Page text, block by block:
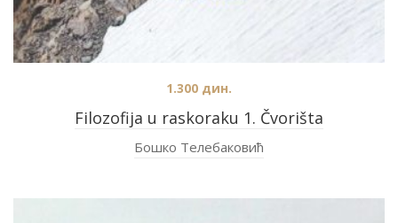
Filozofija u raskoraku 1. Čvorišta
1.300 дин.
Бошко Телебаковић